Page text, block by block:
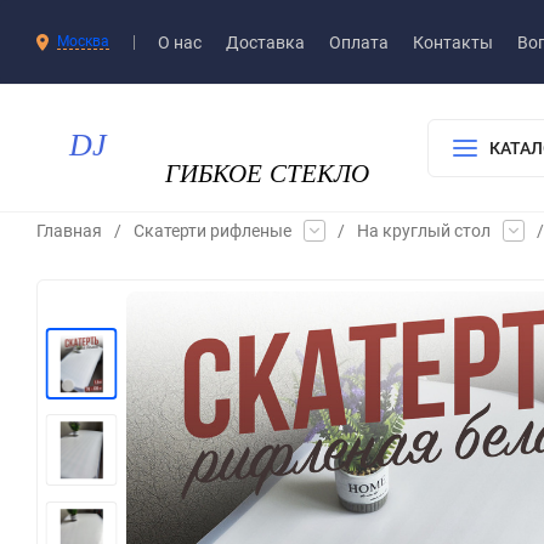
Москва О нас Доставка​ Оплата Контакты
Главная / Скатерти рифленые / На круглый стол /